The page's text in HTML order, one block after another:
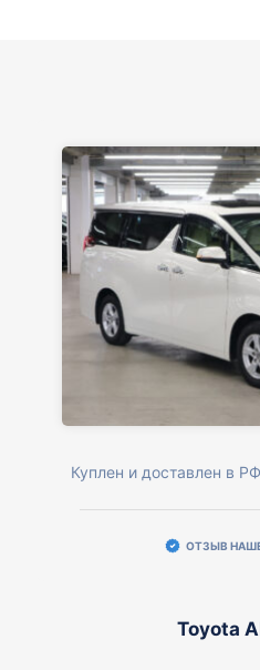
Куплен и доставлен в
ОТЗЫВ
Toyota